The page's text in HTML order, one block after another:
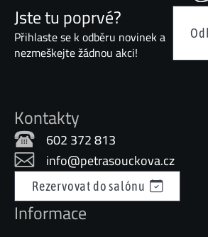
Jste tu poprvé?
Přihlaste se k odběru novinek a
nezmeškejte žádnou akci!
Kontakty
602 372 813
info@petrasouckova.cz
Rezervovat do salónu
Informace